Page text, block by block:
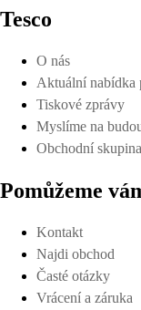
Tesco
O nás
Aktuální nabídka
Tiskové zprávy
Myslíme na
Obchodní
Pomůžeme
Kontakt
Najdi obchod
Časté otázky
Vrácení a záruka